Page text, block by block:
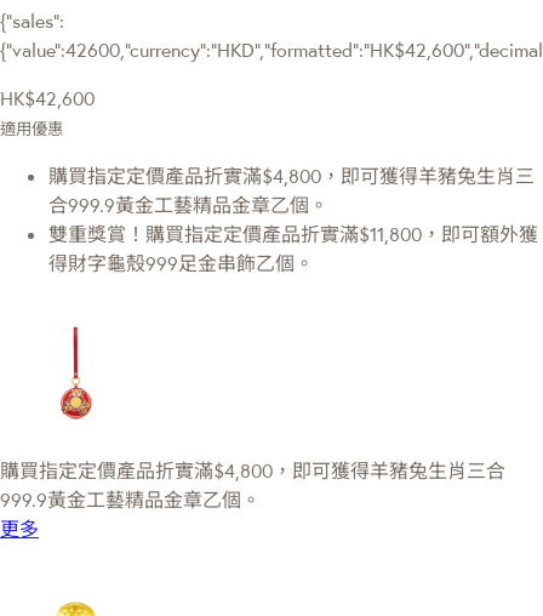
{"sales":
HK$42,600
適用優惠
購買指定定價產品折實滿$4,800，即可獲得羊豬兔生肖三
合999.9黃金工藝精品金章乙個。
雙重獎賞！購買指定定價產品折實滿$11,800，即可額外獲
得財字龜殼999足金串飾乙個。
購買指定定價產品折實滿$4,800，即可獲得羊豬兔生肖三合
999.9黃金工藝精品金章乙個。
更多